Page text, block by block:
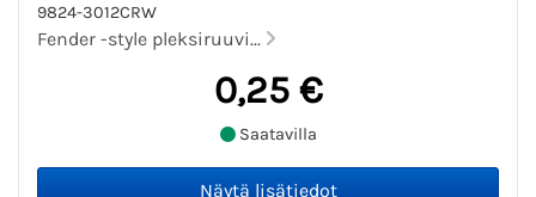
9824-3012CRW
Fender -style pleksiruuvi...
0,25 €
Saatavilla